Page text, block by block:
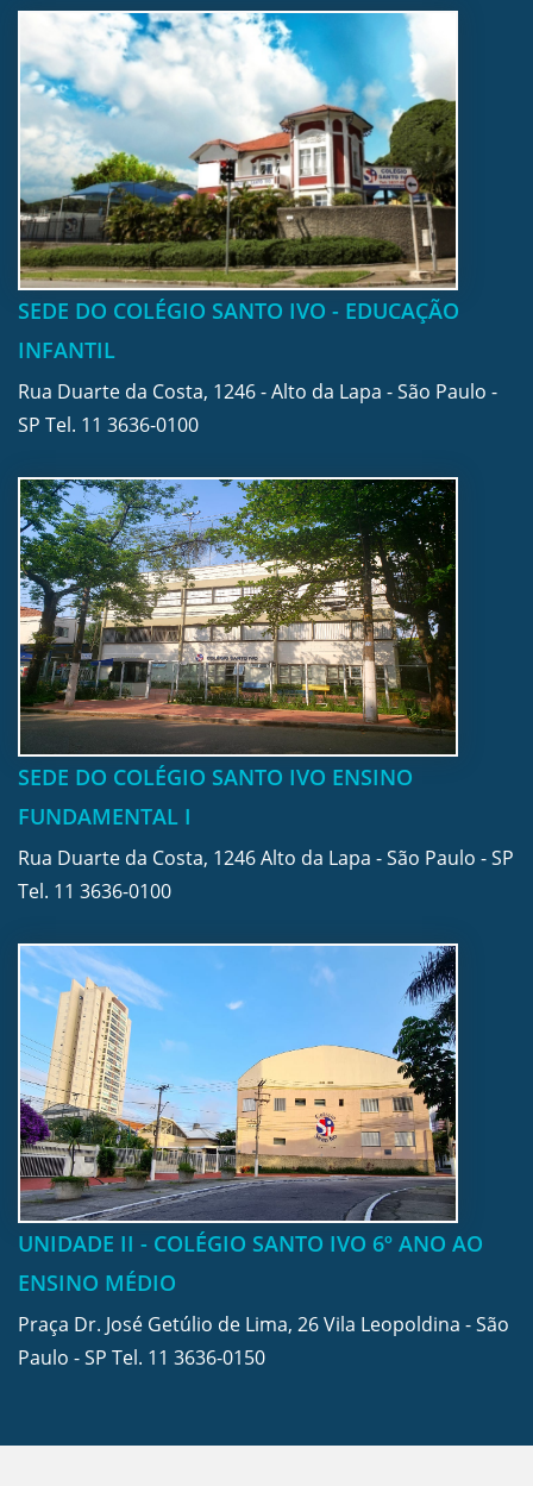
SEDE DO COLÉGIO SANTO IVO - EDUCAÇÃO
INFANTIL
Rua Duarte da Costa, 1246 - Alto da Lapa - São Paulo -
SP Tel. 11 3636-0100
SEDE DO COLÉGIO SANTO IVO ENSINO
FUNDAMENTAL I
Rua Duarte da Costa, 1246 Alto da Lapa - São Paulo - SP
Tel. 11 3636-0100
UNIDADE II - COLÉGIO SANTO IVO 6º ANO AO
ENSINO MÉDIO
Praça Dr. José Getúlio de Lima, 26 Vila Leopoldina - São
Paulo - SP Tel. 11 3636-0150